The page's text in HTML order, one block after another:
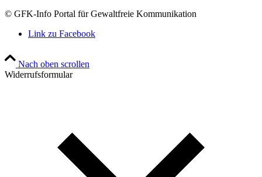
© GFK-Info Portal für Gewaltfreie Kommunikation
Link zu Facebook
Nach oben scrollen
Widerrufsformular